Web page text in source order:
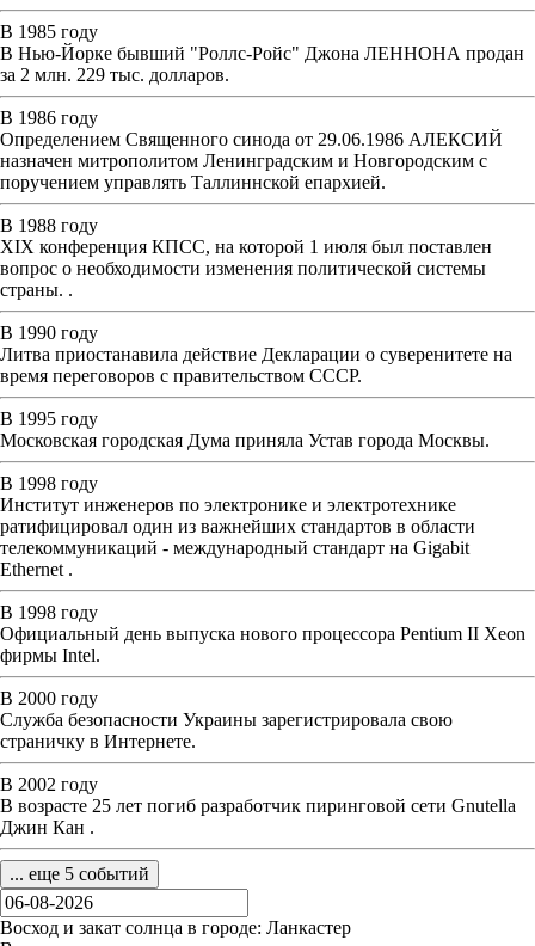
В 1985 году
В Нью-Йорке бывший "Роллс-Ройс" Джона ЛЕННОНА продан
за 2 млн. 229 тыс. долларов.
В 1986 году
Определением Священного синода от 29.06.1986 АЛЕКСИЙ
назначен митрополитом Ленинградским и Новгородским с
поручением управлять Таллиннской епархией.
В 1988 году
XIX конференция КПСС, на которой 1 июля был поставлен
вопрос о необходимости изменения политической системы
страны. .
В 1990 году
Литва приостанавила действие Декларации о суверенитете на
время переговоров с правительством СССР.
В 1995 году
Московская городская Дума приняла Устав города Москвы.
В 1998 году
Институт инженеров по электронике и электротехнике
ратифицировал один из важнейших стандартов в области
телекоммуникаций - международный стандарт на Gigabit
Ethernet .
В 1998 году
Официальный день выпуска нового процессора Pentium II Xeon
фирмы Intel.
В 2000 году
Служба безопасности Украины зарегистрировала свою
страничку в Интернете.
В 2002 году
В возрасте 25 лет погиб разработчик пиринговой сети Gnutella
Джин Кан .
... еще 5 событий
Восход и закат солнца в городе: Ланкастер